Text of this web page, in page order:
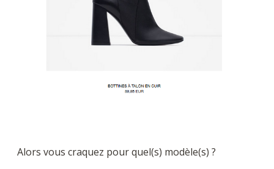
Alors vous craquez pour quel(s) modèle(s) ?